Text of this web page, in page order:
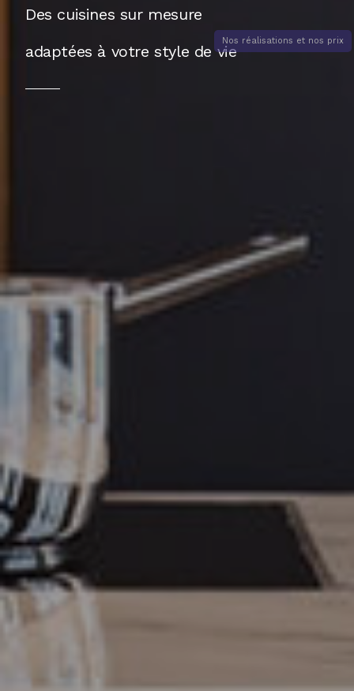
Des cuisines sur mesure
adaptées à votre style de vie
Nos réalisations et nos prix